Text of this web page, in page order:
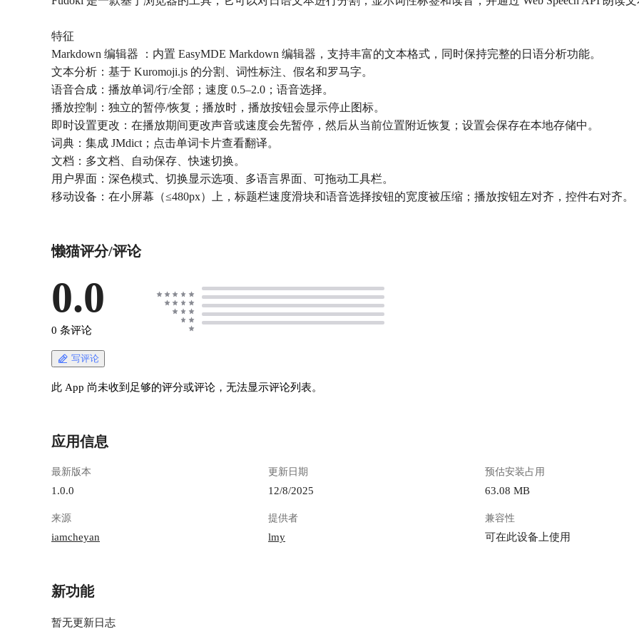
特征
Markdown 编辑器 ：内置 EasyMDE Markdown 编辑器，支持丰富的文本格式，同时保持完整的日语分析功能。
文本分析：基于 Kuromoji.js 的分割、词性标注、假名和罗马字。
语音合成：播放单词/行/全部；速度 0.5–2.0；语音选择。
播放控制：独立的暂停/恢复；播放时，播放按钮会显示停止图标。
即时设置更改：在播放期间更改声音或速度会先暂停，然后从当前位置附近恢复；设置会保存在本地存储中。
词典：集成 JMdict；点击单词卡片查看翻译。
文档：多文档、自动保存、快速切换。
用户界面：深色模式、切换显示选项、多语言界面、可拖动工具栏。
移动设备：在小屏幕（≤480px）上，标题栏速度滑块和语音选择按钮的宽度被压缩；播放按钮左对齐，控件右对齐。
懒猫评分/评论
0.0
0 条评论
写评论
此 App 尚未收到足够的评分或评论，无法显示评论列表。
应用信息
最新版本
1.0.0
更新日期
12/8/2025
预估安装占用
63.08 MB
来源
iamcheyan
提供者
lmy
兼容性
可在此设备上使用
新功能
暂无更新日志